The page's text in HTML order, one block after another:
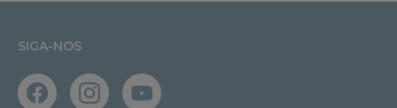
SIGA-NOS